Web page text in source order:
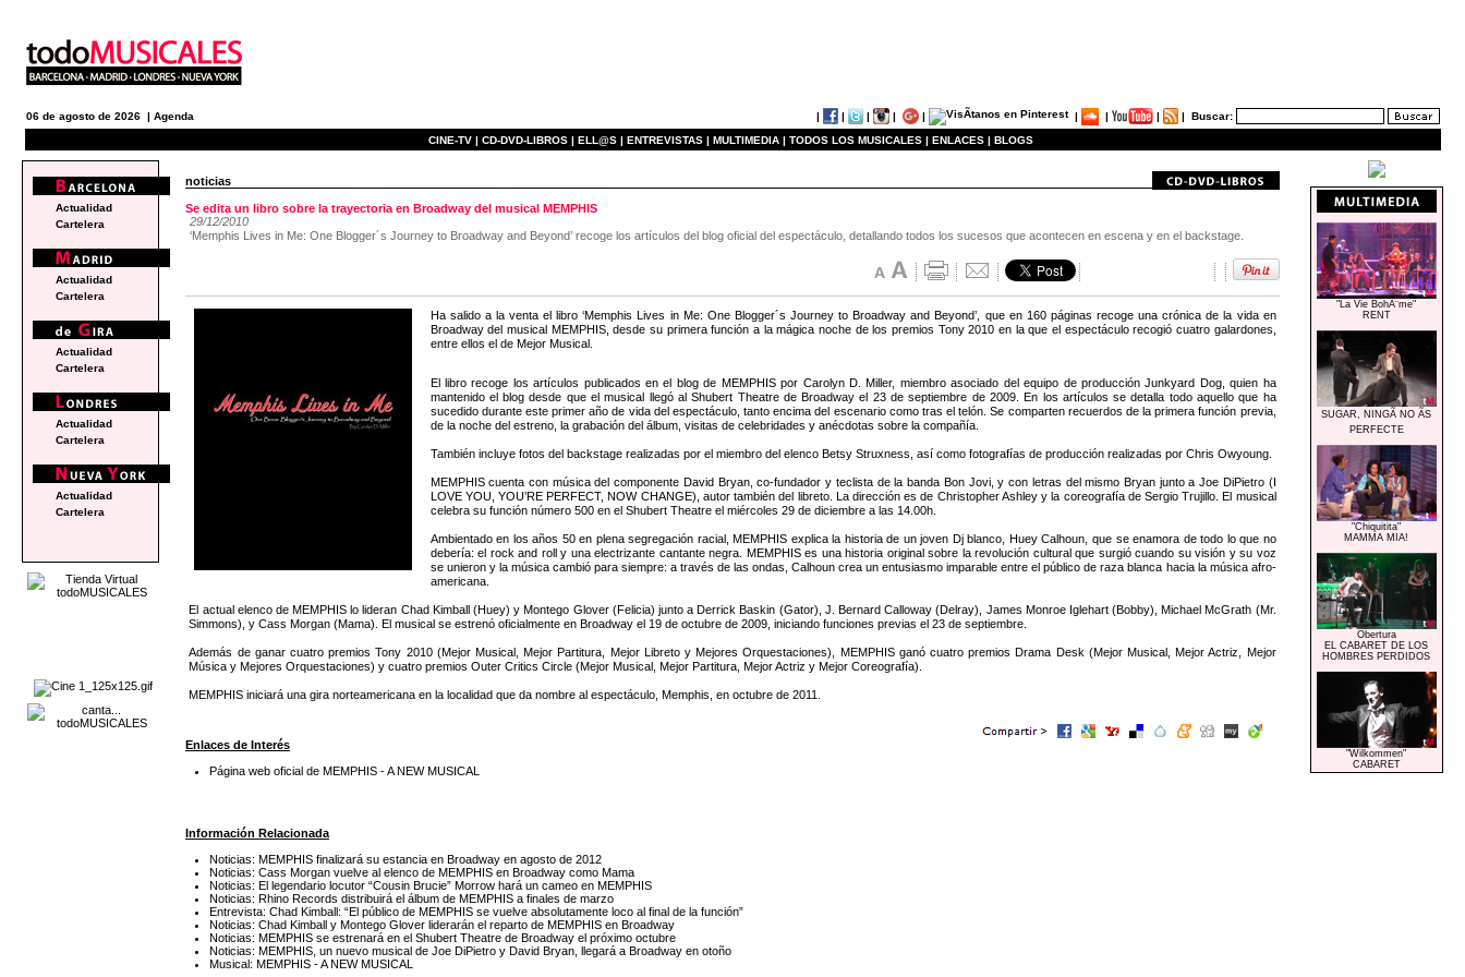
06 de agosto de 2026 | Agenda | | | | | | | | | Buscar:
CINE-TV | CD-DVD-LIBROS | ELL@S | ENTREVISTAS | MULTIMEDIA | TODOS LOS MUSICALES | ENLACES | BLOGS
noticias
Se edita un libro sobre la trayectoria en Broadway del musical MEMPHIS
29/12/2010
‘Memphis Lives in Me: One Blogger´s Journey to Broadway and Beyond’ recoge los artículos del blog oficial del espectáculo, detallando todos los sucesos que acontecen en escena y en el backstage.
Ha salido a la venta el libro ‘Memphis Lives in Me: One Blogger´s Journey to Broadway and Beyond’, que en 160 páginas recoge una crónica de la vida en
Broadway del musical MEMPHIS, desde su primera función a la mágica noche de los premios Tony 2010 en la que el espectáculo recogió cuatro galardones,
entre ellos el de Mejor Musical.
El libro recoge los artículos publicados en el blog de MEMPHIS por Carolyn D. Miller, miembro asociado del equipo de producción Junkyard Dog, quien ha
mantenido el blog desde que el musical llegó al Shubert Theatre de Broadway el 23 de septiembre de 2009. En los artículos se detalla todo aquello que ha
sucedido durante este primer año de vida del espectáculo, tanto encima del escenario como tras el telón. Se comparten recuerdos de la primera función previa,
de la noche del estreno, la grabación del álbum, visitas de celebridades y anécdotas sobre la compañía.
También incluye fotos del backstage realizadas por el miembro del elenco Betsy Struxness, así como fotografías de producción realizadas por Chris Owyoung.
MEMPHIS cuenta con música del componente David Bryan, co-fundador y teclista de la banda Bon Jovi, y con letras del mismo Bryan junto a Joe DiPietro (I
LOVE YOU, YOU’RE PERFECT, NOW CHANGE), autor también del libreto. La dirección es de Christopher Ashley y la coreografía de Sergio Trujillo. El musical
celebra su función número 500 en el Shubert Theatre el miércoles 29 de diciembre a las 14.00h.
Ambientado en los años 50 en plena segregación racial, MEMPHIS explica la historia de un joven Dj blanco, Huey Calhoun, que se enamora de todo lo que no
debería: el rock and roll y una electrizante cantante negra. MEMPHIS es una historia original sobre la revolución cultural que surgió cuando su visión y su voz
se unieron y la música cambió para siempre: a través de las ondas, Calhoun crea un entusiasmo imparable entre el público de raza blanca hacia la música afro-
americana.
El actual elenco de MEMPHIS lo lideran Chad Kimball (Huey) y Montego Glover (Felicia) junto a Derrick Baskin (Gator), J. Bernard Calloway (Delray), James Monroe Iglehart (Bobby), Michael McGrath (Mr.
Simmons), y Cass Morgan (Mama). El musical se estrenó oficialmente en Broadway el 19 de octubre de 2009, iniciando funciones previas el 23 de septiembre.
Además de ganar cuatro premios Tony 2010 (Mejor Musical, Mejor Partitura, Mejor Libreto y Mejores Orquestaciones), MEMPHIS ganó cuatro premios Drama Desk (Mejor Musical, Mejor Actriz, Mejor
Música y Mejores Orquestaciones) y cuatro premios Outer Critics Circle (Mejor Musical, Mejor Partitura, Mejor Actriz y Mejor Coreografía).
MEMPHIS iniciará una gira norteamericana en la localidad que da nombre al espectáculo, Memphis, en octubre de 2011.
Enlaces de Interés
Página web oficial de MEMPHIS - A NEW MUSICAL
Información Relacionada
Noticias: MEMPHIS finalizará su estancia en Broadway en agosto de 2012
Noticias: Cass Morgan vuelve al elenco de MEMPHIS en Broadway como Mama
Noticias: El legendario locutor “Cousin Brucie” Morrow hará un cameo en MEMPHIS
Noticias: Rhino Records distribuirá el álbum de MEMPHIS a finales de marzo
Entrevista: Chad Kimball: “El público de MEMPHIS se vuelve absolutamente loco al final de la función”
Noticias: Chad Kimball y Montego Glover liderarán el reparto de MEMPHIS en Broadway
Noticias: MEMPHIS se estrenará en el Shubert Theatre de Broadway el próximo octubre
Noticias: MEMPHIS, un nuevo musical de Joe DiPietro y David Bryan, llegará a Broadway en otoño
Musical: MEMPHIS - A NEW MUSICAL
Actualidad
Cartelera
Actualidad
Cartelera
Actualidad
Cartelera
Actualidad
Cartelera
Actualidad
Cartelera
"La Vie BohÃ¨me"
RENT
SUGAR, NINGÃ NO ÃS
PERFECTE
"Chiquitita"
MAMMA MIA!
Obertura
EL CABARET DE LOS
HOMBRES PERDIDOS
"Wilkommen"
CABARET